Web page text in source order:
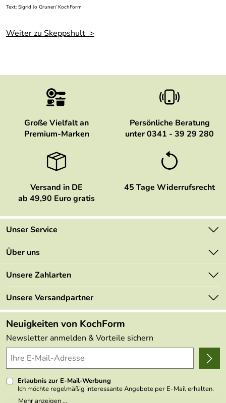
Text: Sigrid Jo Gruner/ KochForm
Weiter zu Skeppshult >
Große Vielfalt an
Premium-Marken
Persönliche Beratung
unter 0341 - 39 29 280
Versand in DE
ab 49,90 Euro gratis
45 Tage Widerrufsrecht
Unser Service
Kontakt
Mehrwertsteuerfrei
Retourenportal
FAQs
Lieferbedingungen
Delivery Terms
Kundenlogin
Über uns
Marken
Angebote
Made in Germany
Themen
Wir über uns
Presse
Unsere Zahlarten
Unsere Versandpartner
Neuigkeiten von KochForm
Newsletter anmelden & Vorteile sichern
Erlaubnis zur E-Mail-Werbung
Ich möchte regelmäßig interessante Angebote per E-Mail erhalten.
Meine E-Mail-Adresse wird nicht an andere Unternehmen
Mehr anzeigen ...